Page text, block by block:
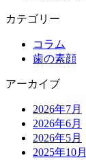
カテゴリー
コラム
歯の素顔
アーカイブ
2026年7月
2026年6月
2026年5月
2025年10月